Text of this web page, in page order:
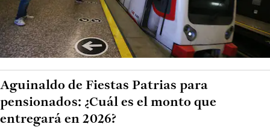
Aguinaldo de Fiestas Patrias para
pensionados: ¿Cuál es el monto que
entregará en 2026?